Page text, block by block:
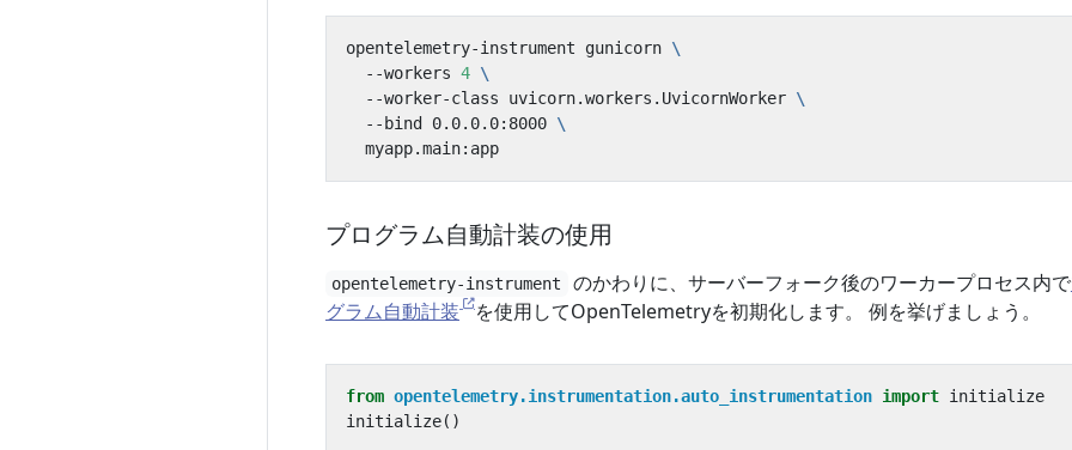
opentelemetry-instrument gunicorn
  --workers
4
  --worker-class uvicorn.workers.UvicornWorker
  --bind 0.0.0.0:8000
プログラム自動計装の使用
opentelemetry-instrument のかわりに、サーバーフォーク後のワーカープロセス内で
グラム自動計装
を使用してOpenTelemetryを初期化します。 例を挙げましょう。
from opentelemetry.instrumentation.auto_instrumentation import initialize
initialize()